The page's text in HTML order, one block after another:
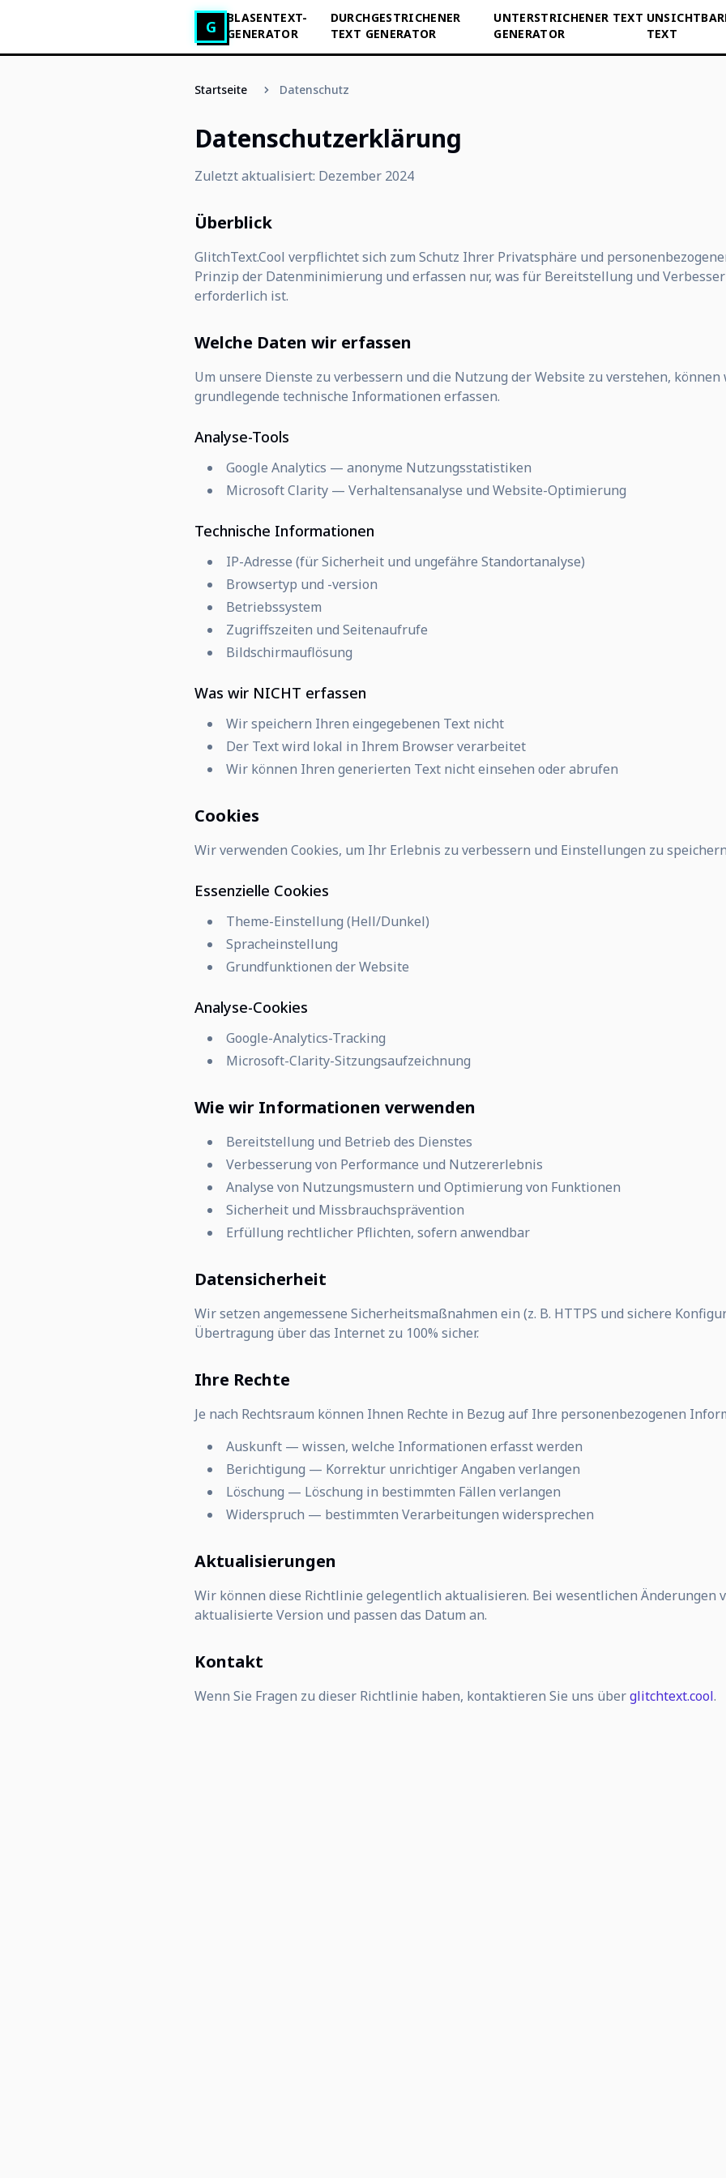
Glitch Text Generator
G
BLASENTEXT-
GENERATOR
DURCHGESTRICHENER
TEXT GENERATOR
UNTERSTRICHENER TEXT
GENERATOR
TEXT
Startseite Datenschutz
Datenschutzerklärung
Zuletzt aktualisiert: Dezember 2024
Überblick
GlitchText.Cool verpflichtet sich zum Schutz Ihrer Privatsphäre und
Prinzip der Datenminimierung und erfassen nur, was für Bereitstellung und
erforderlich ist.
Welche Daten wir erfassen
Um unsere Dienste zu verbessern und die Nutzung der Website zu verstehen,
grundlegende technische Informationen erfassen.
Analyse-Tools
Google Analytics — anonyme Nutzungsstatistiken
Microsoft Clarity — Verhaltensanalyse und Website-Optimierung
Technische Informationen
IP-Adresse (für Sicherheit und ungefähre Standortanalyse)
Browsertyp und -version
Betriebssystem
Zugriffszeiten und Seitenaufrufe
Bildschirmauflösung
Was wir NICHT erfassen
Wir speichern Ihren eingegebenen Text nicht
Der Text wird lokal in Ihrem Browser verarbeitet
Wir können Ihren generierten Text nicht einsehen oder abrufen
Cookies
Wir verwenden Cookies, um Ihr Erlebnis zu verbessern und Einstellungen zu
Essenzielle Cookies
Theme-Einstellung (Hell/Dunkel)
Spracheinstellung
Grundfunktionen der Website
Analyse-Cookies
Google-Analytics-Tracking
Microsoft-Clarity-Sitzungsaufzeichnung
Wie wir Informationen verwenden
Bereitstellung und Betrieb des Dienstes
Verbesserung von Performance und Nutzererlebnis
Analyse von Nutzungsmustern und Optimierung von Funktionen
Sicherheit und Missbrauchsprävention
Erfüllung rechtlicher Pflichten, sofern anwendbar
Datensicherheit
Wir setzen angemessene Sicherheitsmaßnahmen ein (z. B. HTTPS und sichere
Übertragung über das Internet zu 100% sicher.
Ihre Rechte
Je nach Rechtsraum können Ihnen Rechte in Bezug auf Ihre personenbezogenen
Auskunft — wissen, welche Informationen erfasst werden
Berichtigung — Korrektur unrichtiger Angaben verlangen
Löschung — Löschung in bestimmten Fällen verlangen
Widerspruch — bestimmten Verarbeitungen widersprechen
Aktualisierungen
Wir können diese Richtlinie gelegentlich aktualisieren. Bei wesentlichen Änderungen
aktualisierte Version und passen das Datum an.
Kontakt
Wenn Sie Fragen zu dieser Richtlinie haben, kontaktieren Sie uns überglitchtext.cool.